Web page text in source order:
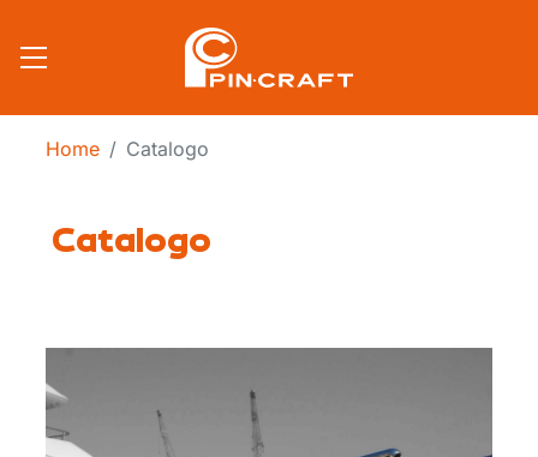
Home Catalogo
Catalogo